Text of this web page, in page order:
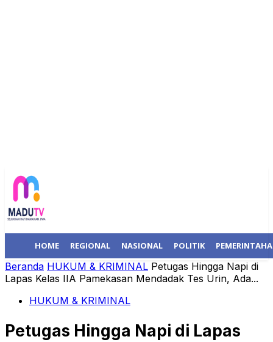
HOME REGIONAL NASIONAL POLITIK
Beranda HUKUM & KRIMINAL Petugas Hingga Napi di
Lapas Kelas IIA Pamekasan Mendadak Tes Urin, Ada...
HUKUM & KRIMINAL
Petugas Hingga Napi di Lapas